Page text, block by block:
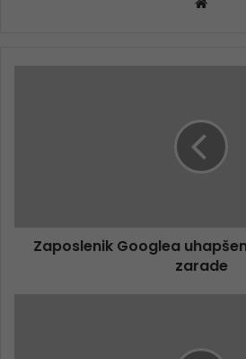
Zaposlenik Googlea
zarade